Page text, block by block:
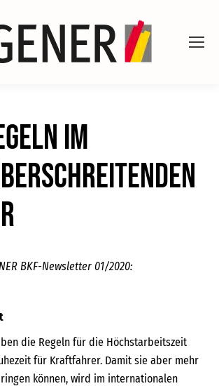
im
BKF-Newsletter 01/2020:
die Regeln für die Höchstarbeitszeit
für Kraftfahrer. Damit sie aber mehr
können, wird im internationalen